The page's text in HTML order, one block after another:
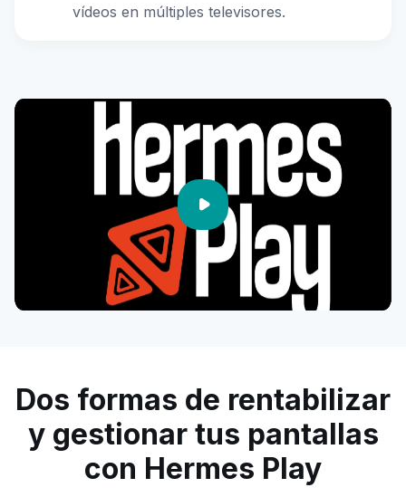
vídeos en múltiples televisores.
Dos formas de rentabilizar
y gestionar tus pantallas
con Hermes Play